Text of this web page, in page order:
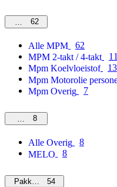
MPM62
Alle MPM
62
MPM 2-takt / 4-takt
11
Mpm Koelvloeistof
13
Mpm Motorolie
Mpm Overig
7
Overig
8
Alle Overig
8
MELO
8
Pakketten54